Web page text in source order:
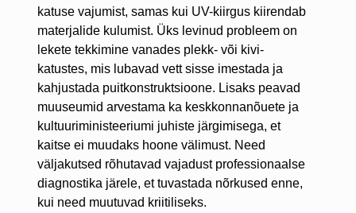
katuse vajumist, samas kui UV-kiirgus kiirendab
materjalide kulumist. Üks levinud probleem on
lekete tekkimine vanades plekk- või kivi-
katustes, mis lubavad vett sisse imestada ja
kahjustada puitkonstruktsioone. Lisaks peavad
muuseumid arvestama ka keskkonnanõuete ja
kultuuriministeeriumi juhiste järgimisega, et
kaitse ei muudaks hoone välimust. Need
väljakutsed rõhutavad vajadust professionaalse
diagnostika järele, et tuvastada nõrkused enne,
kui need muutuvad kriitiliseks.